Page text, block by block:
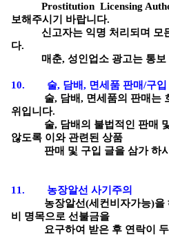
Prostitution Licensing
보해주시기 바랍니다.
신고자는 익명 처리되며 모든
다.
매춘, 성인업소 광고는 통보
10. 술, 담배, 면세품 판매/구입
술, 담배, 면세품의 판매는 호
위입니다.
술, 담배의 불법적인 판매 및
않도록 이와 관련된 상품
판매 및 구입 글을 삼가 하시
11. 농장알선 사기주의
농장알선(세컨비자가능)을 해
비 명목으로 선불금을
요구하여 받은 후 연락이 두